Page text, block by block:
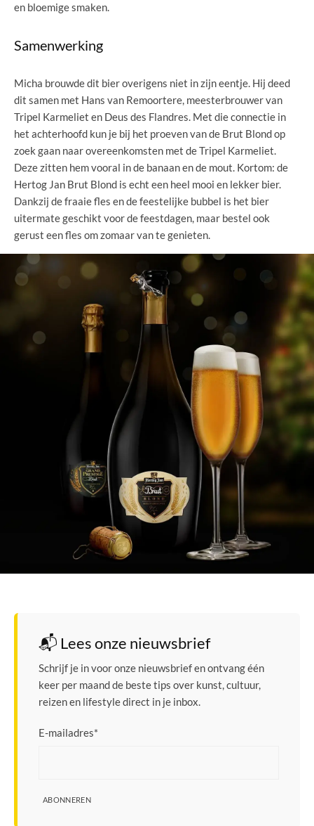
en bloemige smaken.
Samenwerking
Micha brouwde dit bier overigens niet in zijn eentje. Hij deed
dit samen met Hans van Remoortere, meesterbrouwer van
Tripel Karmeliet en Deus des Flandres. Met die connectie in
het achterhoofd kun je bij het proeven van de Brut Blond op
zoek gaan naar overeenkomsten met de Tripel Karmeliet.
Deze zitten hem vooral in de banaan en de mout. Kortom: de
Hertog Jan Brut Blond is echt een heel mooi en lekker bier.
Dankzij de fraaie fles en de feestelijke bubbel is het bier
uitermate geschikt voor de feestdagen, maar bestel ook
gerust een fles om zomaar van te genieten.
📬 Lees onze nieuwsbrief
Schrijf je in voor onze nieuwsbrief en ontvang één
keer per maand de beste tips over kunst, cultuur,
reizen en lifestyle direct in je inbox.
E-mailadres*
ABONNEREN